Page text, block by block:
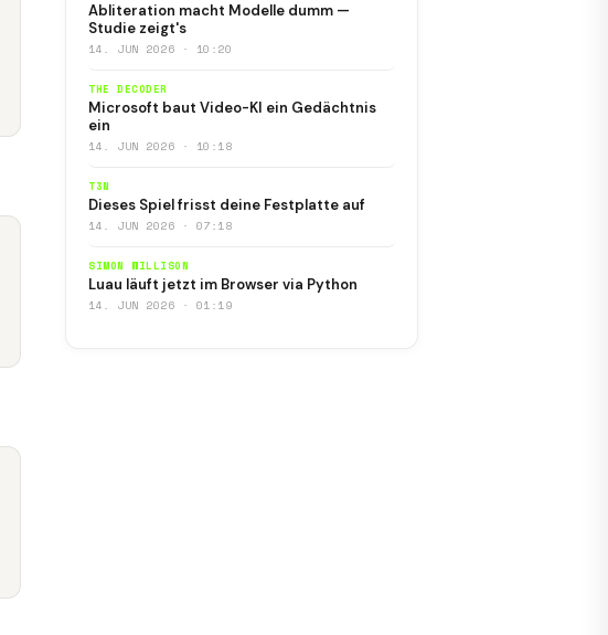
Abliteration macht Modelle dumm —
Studie zeigt's
14. JUN 2026 · 10:20
THE DECODER
Microsoft baut Video-KI ein Gedächtnis
ein
14. JUN 2026 · 10:18
T3N
Dieses Spiel frisst deine Festplatte auf
14. JUN 2026 · 07:18
SIMON WILLISON
Luau läuft jetzt im Browser via Python
14. JUN 2026 · 01:19